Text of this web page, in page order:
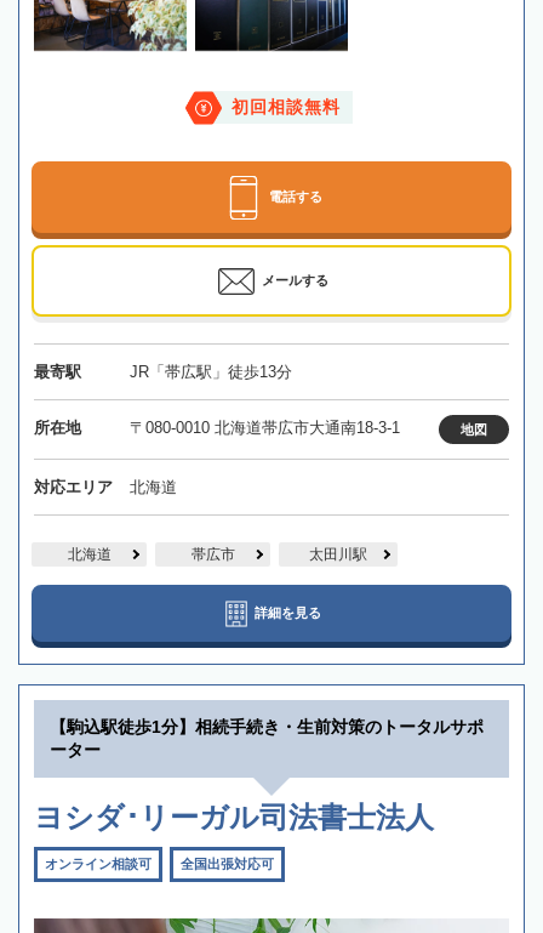
初回相談無料
電話する
メールする
最寄駅 JR「帯広駅」徒歩13分
所在地 〒080-0010 北海道帯広市大通南18-3-1 地図
対応エリア 北海道
北海道 帯広市 太田川駅
詳細を見る
【駒込駅徒歩1分】相続手続き・生前対策のトータルサポ
ーター
ヨシダ･リーガル司法書士法人
オンライン相談可 全国出張対応可